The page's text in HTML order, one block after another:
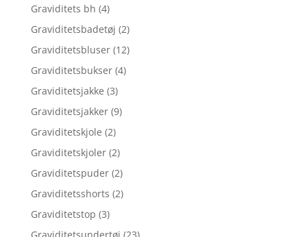
Graviditets bh (4)
Graviditetsbadetøj (2)
Graviditetsbluser (12)
Graviditetsbukser (4)
Graviditetsjakke (3)
Graviditetsjakker (9)
Graviditetskjole (2)
Graviditetskjoler (2)
Graviditetspuder (2)
Graviditetsshorts (2)
Graviditetstop (3)
Graviditetsundertøj (23)